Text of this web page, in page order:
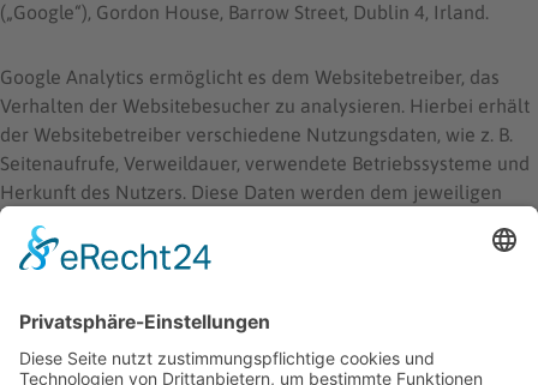
(„Google“), Gordon House, Barrow Street, Dublin 4, Irland.
Google Analytics ermöglicht es dem Websitebetreiber, das
Verhalten der Websitebesucher zu analysieren. Hierbei erhält
der Websitebetreiber verschiedene Nutzungsdaten, wie z. B.
Seitenaufrufe, Verweildauer, verwendete Betriebssysteme und
Herkunft des Nutzers. Diese Daten werden dem jeweiligen
Endgerät des Users zugeordnet. Eine Zuordnung zu einer
User-ID erfolgt nicht.
Des Weiteren können wir mit Google Analytics u. a. Ihre Maus-
verwendet Google Analytics verschiedene